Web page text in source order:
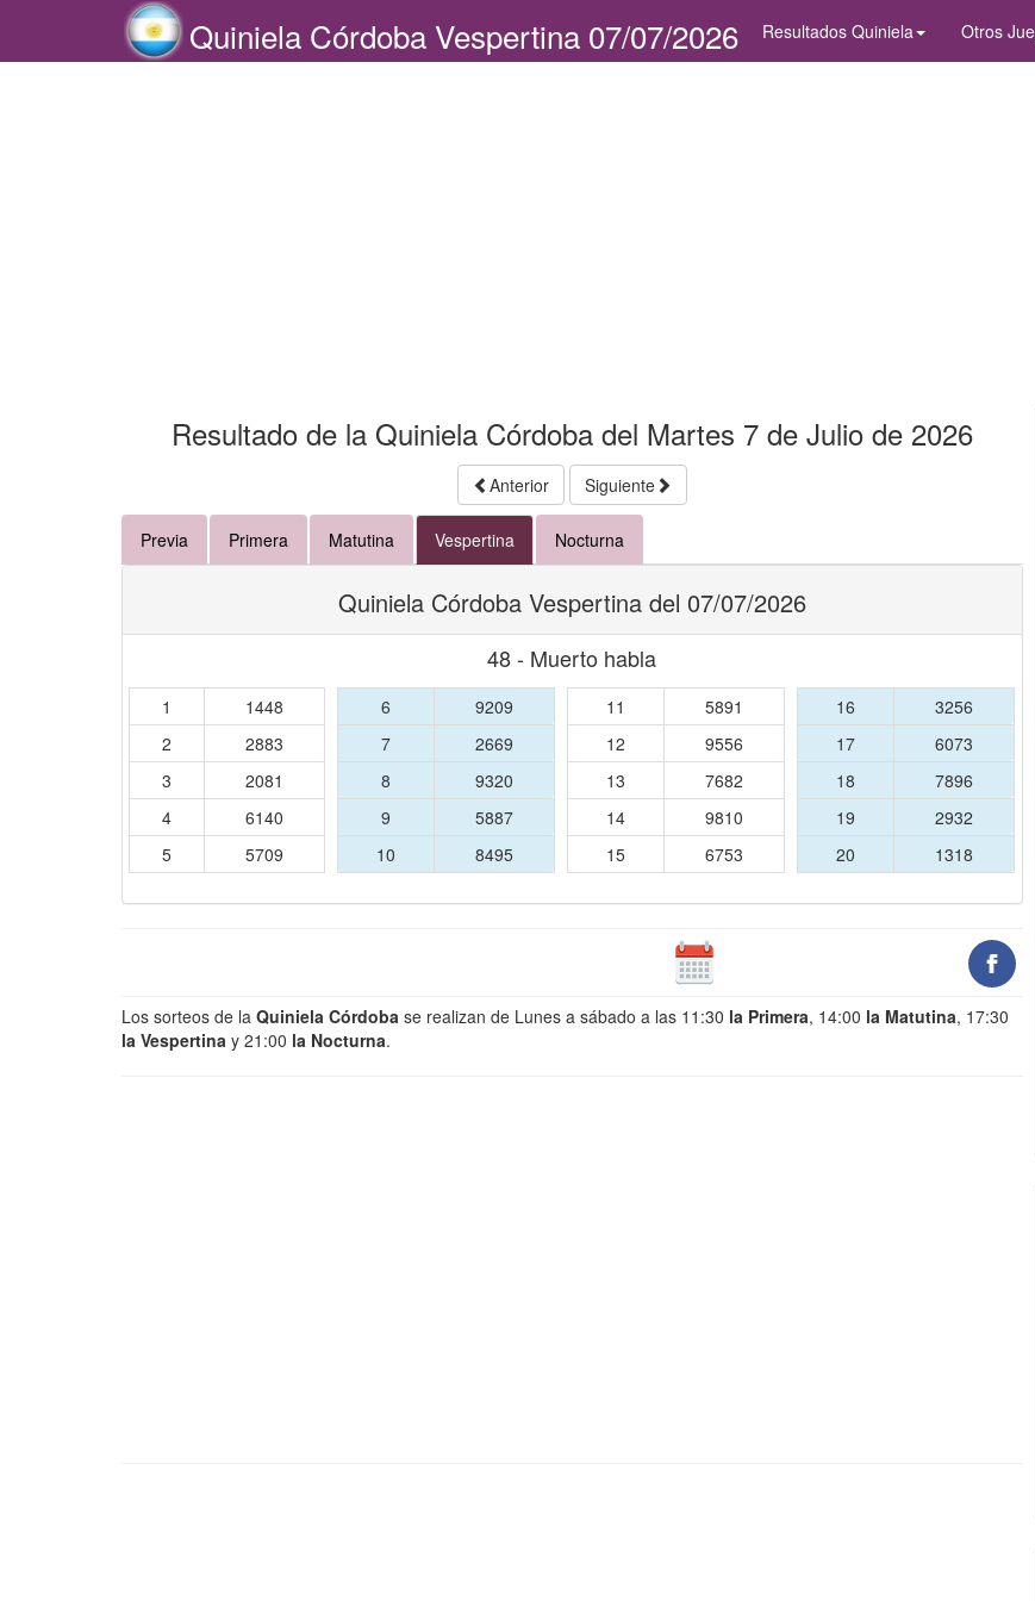
Quiniela Córdoba Vespertina 07/07/2026 Resultados Quiniela Otros
Resultado de la Quiniela Córdoba del Martes 7 de Julio de 2026
Anterior Siguiente
Previa Primera Matutina Vespertina Nocturna
Quiniela Córdoba Vespertina del 07/07/2026
48 - Muerto habla
1
1448
2
2883
3
2081
4
6140
5
5709
6
9209
7
2669
8
9320
9
5887
10
8495
11
5891
12
9556
13
7682
14
9810
15
6753
16
3256
17
6073
18
7896
19
2932
20
1318
Los sorteos de la Quiniela Córdoba se realizan de Lunes a sábado a las 11:30 la Primera, 14:00 la Matutina, 17:30
la Vespertina y 21:00 la Nocturna.